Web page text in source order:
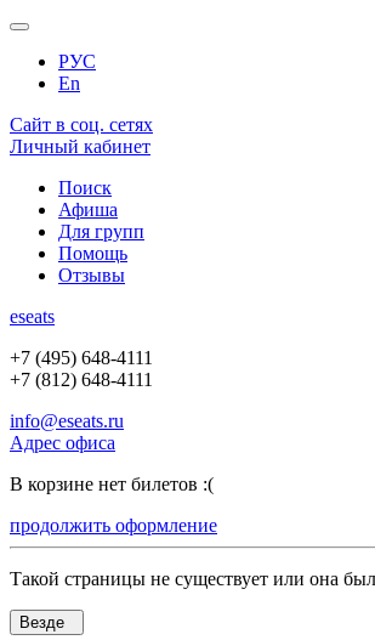
РУС
En
Сайт в соц. сетях
Личный кабинет
Поиск
Афиша
Для групп
Помощь
Отзывы
eseats
+7 (495) 648-4111
+7 (812) 648-4111
info@eseats.ru
Адрес офиса
В корзине нет билетов :(
продолжить оформление
Такой страницы не существует или она
Везде